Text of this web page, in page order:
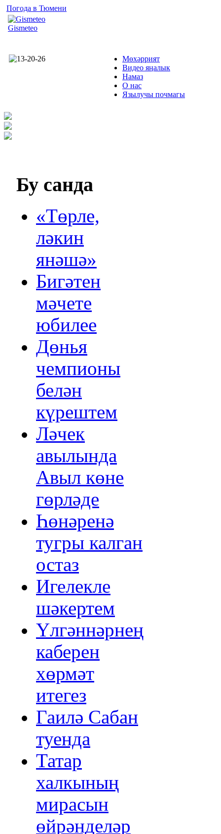
Погода в Тюмени
Gismeteo
Мөхәррият
Видео яңалык
Намаз
О нас
Язылучы почмагы
Бу санда
«Төрле,
ләкин
янәшә»
Бигәтен
мәчете
юбилее
Дөнья
чемпионы
белән
күрештем
Ләчек
авылында
Авыл көне
гөрләде
Һөнәренә
тугры калган
остаз
Игелекле
шәкертем
Үлгәннәрнең
каберен
хөрмәт
итегез
Гаилә Сабан
туенда
Татар
халкының
мирасын
өйрәнделәр